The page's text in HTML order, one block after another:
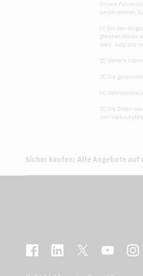
Unsere
beschriebenen
[1] Bei den
gleichen Marke
Wert. Aufgrund
[2] Weitere
[3] Die
[4]
[5] Die Daten
zum Verkauf
Sicher kaufen: Alle Angebote auf